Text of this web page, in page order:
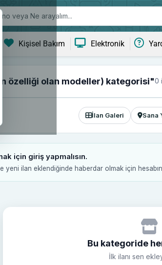
Kişisel Bakım Elektronik
özelliği olan modeller) kategorisi"0
İlan Galeri Sana
için giriş yapmalısın.
yeni ilan eklendiğinde haberdar olmak için
Bu kategoride
İlk ilanı sen